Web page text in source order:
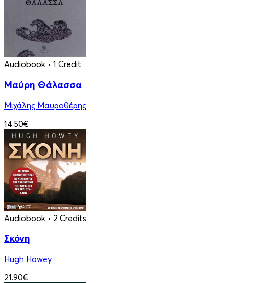
Audiobook • 1 Credit
Μαύρη Θάλασσα
Μιχάλης Μαυροθέρης
14.50€
Audiobook • 2 Credits
Σκόνη
Hugh Howey
21.90€